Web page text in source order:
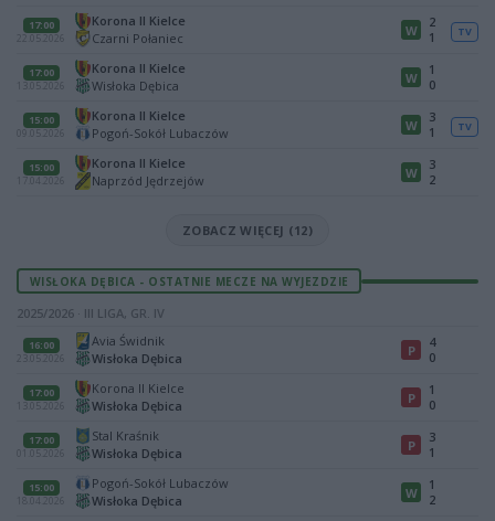
17:00
22.05.2026
Korona II Kielce
Czarni Połaniec
W
2
1
TV
17:00
13.05.2026
Korona II Kielce
Wisłoka Dębica
W
1
0
15:00
09.05.2026
Korona II Kielce
Pogoń-Sokół Lubaczów
W
3
1
TV
15:00
17.04.2026
Korona II Kielce
Naprzód Jędrzejów
W
3
2
ZOBACZ WIĘCEJ (12)
WISŁOKA DĘBICA - OSTATNIE MECZE NA WYJEZDZIE
2025/2026 · III LIGA, GR. IV
16:00
23.05.2026
Avia Świdnik
Wisłoka Dębica
P
4
0
17:00
13.05.2026
Korona II Kielce
Wisłoka Dębica
P
1
0
17:00
01.05.2026
Stal Kraśnik
Wisłoka Dębica
P
3
1
15:00
18.04.2026
Pogoń-Sokół Lubaczów
Wisłoka Dębica
W
1
2